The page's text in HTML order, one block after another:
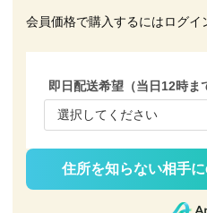
会員価格で購入するにはログイ
即日配送希望（当日12時ま
住所を知らない相手